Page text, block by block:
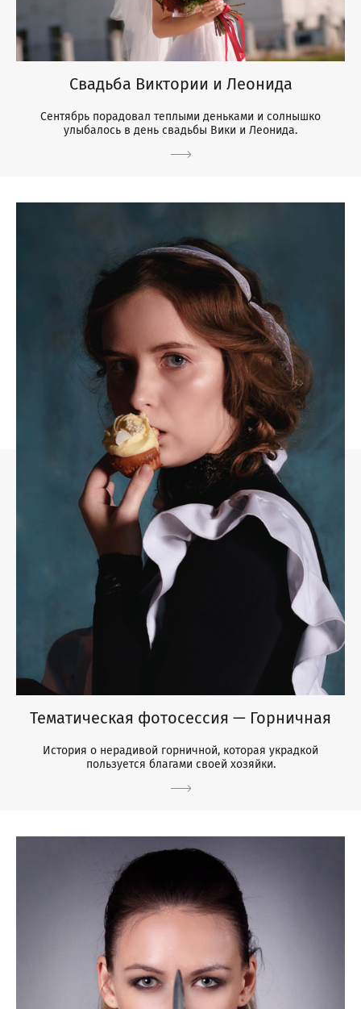
Свадьба Виктории и Леонида
Сентябрь порадовал теплыми деньками и солнышко
улыбалось в день свадьбы Вики и Леонида.
Тематическая фотосессия — Горничная
История о нерадивой горничной, которая украдкой
пользуется благами своей хозяйки.